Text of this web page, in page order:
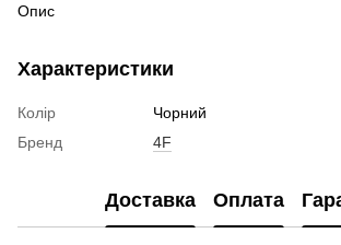
Опис
Характеристики
Колір
Чорний
Бренд
4F
Доставка Оплата